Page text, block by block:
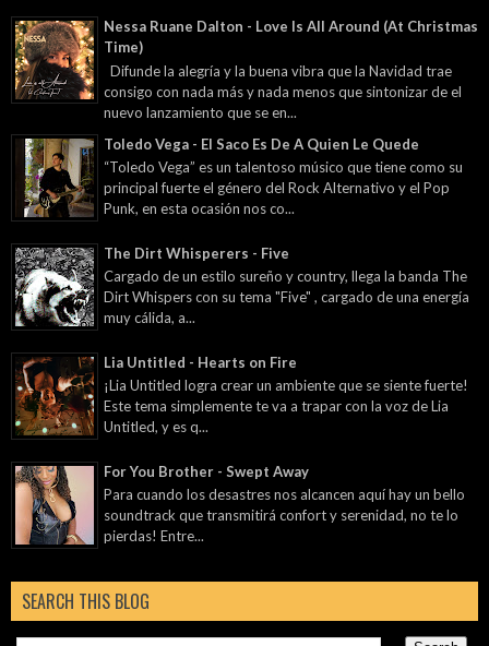
Nessa Ruane Dalton - Love Is All Around (At Christmas
Time)
Difunde la alegría y la buena vibra que la Navidad trae
consigo con nada más y nada menos que sintonizar de el
nuevo lanzamiento que se en...
Toledo Vega - El Saco Es De A Quien Le Quede
“Toledo Vega” es un talentoso músico que tiene como su
principal fuerte el género del Rock Alternativo y el Pop
Punk, en esta ocasión nos co...
The Dirt Whisperers - Five
Cargado de un estilo sureño y country, llega la banda The
Dirt Whispers con su tema "Five" , cargado de una energía
muy cálida, a...
Lia Untitled - Hearts on Fire
¡Lia Untitled logra crear un ambiente que se siente fuerte!
Este tema simplemente te va a trapar con la voz de Lia
Untitled, y es q...
For You Brother - Swept Away
Para cuando los desastres nos alcancen aquí hay un bello
soundtrack que transmitirá confort y serenidad, no te lo
pierdas! Entre...
SEARCH THIS BLOG